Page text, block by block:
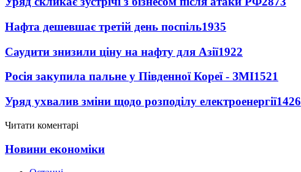
Нафта дешевшає третій день поспіль1935
Саудити знизили ціну на нафту для Азії1922
Росія закупила пальне у Південної Кореї - ЗМІ1521
Уряд ухвалив зміни щодо розподілу електроенергії1426
Читати коментарі
Новини економіки